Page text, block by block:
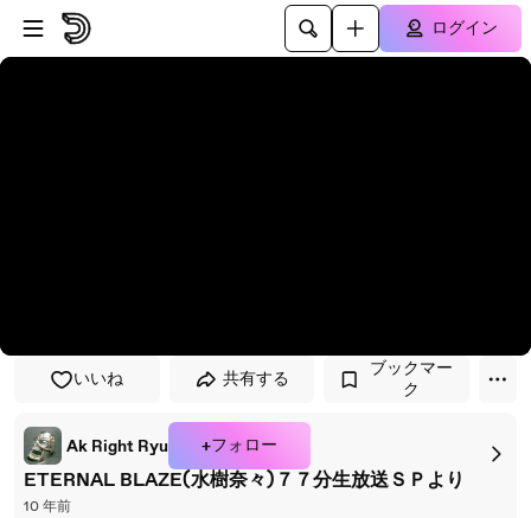
プレイヤーにスキップ
メインコンテンツにスキップ
ログイン
いいね 共有する
ブックマー
ク
Ak Right Ryu +フォロー
ETERNAL BLAZE(水樹奈々)７７分生放送ＳＰより
10 年前